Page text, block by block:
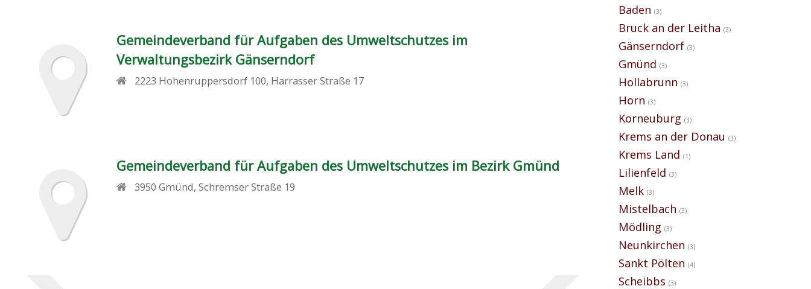
Gemeindeverband für Aufgaben des Umweltschutzes im
Verwaltungsbezirk Gänserndorf
2223 Hohenruppersdorf 100, Harrasser Straße 17
Gemeindeverband für Aufgaben des Umweltschutzes im Bezirk Gmünd
3950 Gmünd,Schremser Straße 19
Baden (3)
Bruck an der Leitha (3)
Gänserndorf (3)
Gmünd (3)
Hollabrunn (3)
Horn (3)
Korneuburg (3)
Krems an der Donau (3)
Krems Land (1)
Lilienfeld (3)
Melk (3)
Mistelbach (3)
Mödling (3)
Neunkirchen (3)
Sankt Pölten (4)
Scheibbs (3)